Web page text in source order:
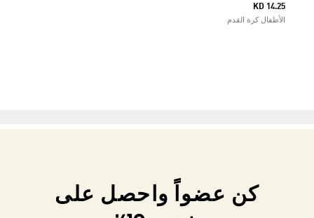
KD 14.25
الأطفال كرة القدم
كن عضواً واحصل على